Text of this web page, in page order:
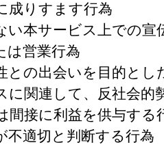
成りすます行為
い本サービス上での宣
は営業行為
との出会いを目的とし
に関連して、反社会的
間接に利益を供与する
不適切と判断する行為